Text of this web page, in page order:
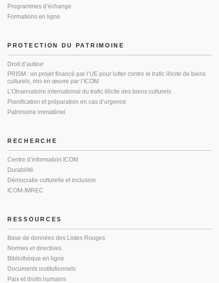
PROTECTION DU PATRIMOINE
Droit d’auteur
PRISM : un projet financé par l’UE pour lutter contre le trafic illicite de biens
culturels, mis en œuvre par l’ICOM
L’Observatoire international du trafic illicite des biens culturels
Planification et préparation en cas d’urgence
Patrimoine immatériel
Programmes d’échange
Formations en ligne
RECHERCHE
Centre d’information ICOM
Durabilité
Démocratie culturelle et inclusion
ICOM-IMREC
RESSOURCES
Base de données des Listes Rouges
Normes et directives
Bibliothèque en ligne
Documents institutionnels
Paix et droits humains